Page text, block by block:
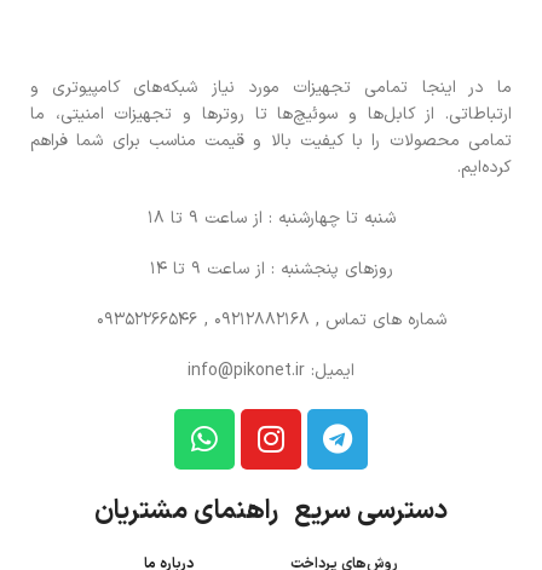
ما در اینجا تمامی تجهیزات مورد نیاز شبکه‌های کامپیوتری و
ارتباطاتی. از کابل‌ها و سوئیچ‌ها تا روترها و تجهیزات امنیتی، ما
تمامی محصولات را با کیفیت بالا و قیمت مناسب برای شما فراهم
کرده‌ایم.
شنبه تا چهارشنبه : از ساعت 9 تا 18
روزهای پنجشنبه : از ساعت 9 تا 14
شماره های تماس , 09212882168 , 09352266546
ایمیل: info@pikonet.ir
دسترسی سریع راهنمای مشتریان
روش‌های پرداخت درباره ما